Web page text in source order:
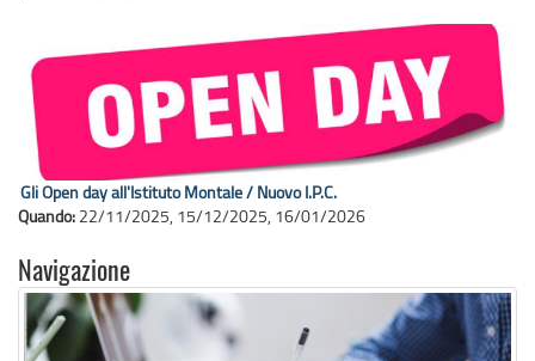
Gli Open day all'Istituto Montale / Nuovo I.P.C.
Quando: 22/11/2025, 15/12/2025, 16/01/2026
Navigazione